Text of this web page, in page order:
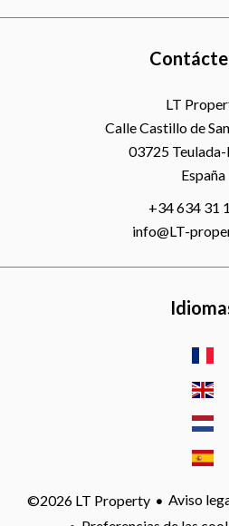
LT
Calle Castillo de
03725
España
+34 634 31
info@LT-
©2026 LT Property Aviso